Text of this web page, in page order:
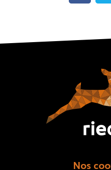
Nos